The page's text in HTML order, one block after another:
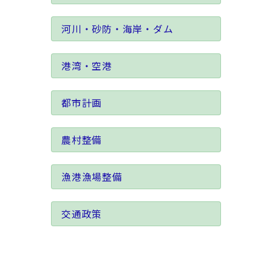
河川・砂防・海岸・ダム
港湾・空港
都市計画
農村整備
漁港漁場整備
交通政策